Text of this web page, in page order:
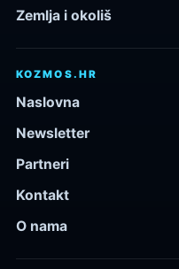
Zemlja i okoliš
KOZMOS.HR
Naslovna
Newsletter
Partneri
Kontakt
O nama